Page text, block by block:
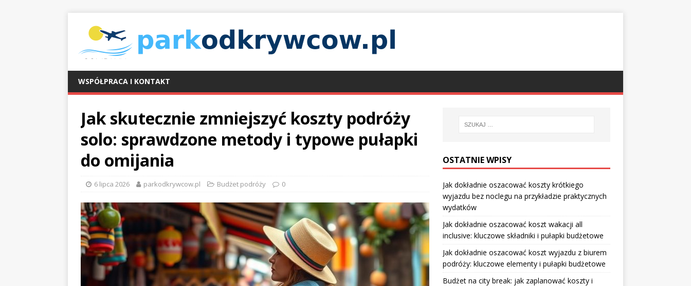
WSPÓŁPRACA I KONTAKT
Jak skutecznie zmniejszyć koszty podróży
solo: sprawdzone metody i typowe pułapki
do omijania
6 lipca 2026 parkodkrywcow.pl Budżet podróży 0
OSTATNIE WPISY
Jak dokładnie oszacować koszty krótkiego
wyjazdu bez noclegu na przykładzie praktycznych
wydatków
Jak dokładnie oszacować koszt wakacji all
inclusive: kluczowe składniki i pułapki budżetowe
Jak dokładnie oszacować koszt wyjazdu z biurem
podróży: kluczowe elementy i pułapki budżetowe
Budżet na city break: jak zaplanować koszty i